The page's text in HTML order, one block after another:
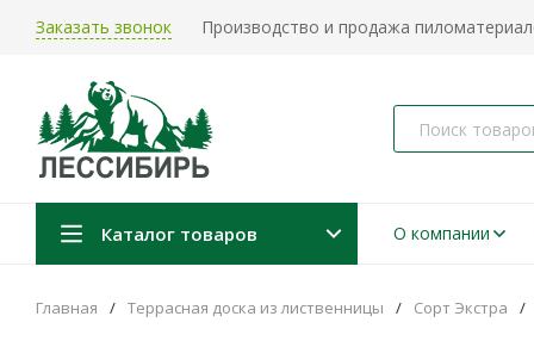
Заказать звонок Производство и продажа
Каталог товаров О компании
Главная / Террасная доска из лиственницы / Сорт Экстра /